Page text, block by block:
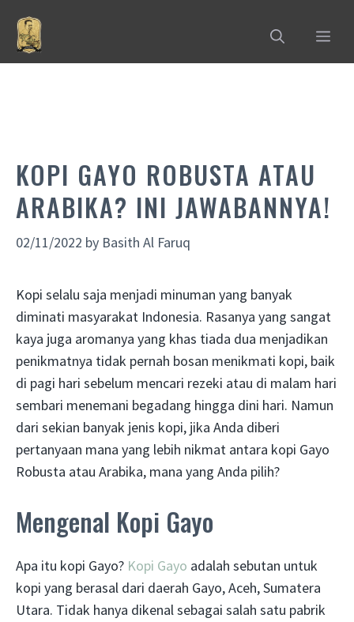
content
KOPI GAYO ROBUSTA ATAU
ARABIKA? INI JAWABANNYA!
02/11/2022 by Basith Al Faruq
Kopi selalu saja menjadi minuman yang banyak
diminati masyarakat Indonesia. Rasanya yang sangat
kaya juga aromanya yang khas tiada dua menjadikan
penikmatnya tidak pernah bosan menikmati kopi, baik
di pagi hari sebelum mencari rezeki atau di malam hari
sembari menemani begadang hingga dini hari. Namun
dari sekian banyak jenis kopi, jika Anda diberi
pertanyaan mana yang lebih nikmat antara kopi Gayo
Robusta atau Arabika, mana yang Anda pilih?
Mengenal Kopi Gayo
Apa itu kopi Gayo? Kopi Gayo adalah sebutan untuk
kopi yang berasal dari daerah Gayo, Aceh, Sumatera
Utara. Tidak hanya dikenal sebagai salah satu pabrik